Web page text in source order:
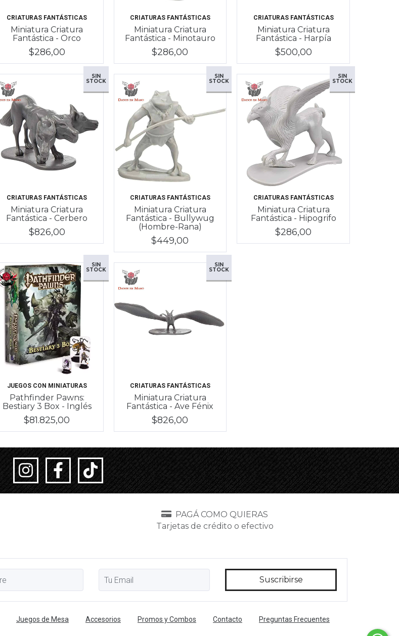
CRIATURAS FANTÁSTICAS
Miniatura Criatura
Fantástica - Orco
$286,00
CRIATURAS FANTÁSTICAS
Miniatura Criatura
Fantástica - Minotauro
$286,00
CRIATURAS FANTÁSTICAS
Miniatura Criatura
Fantástica - Harpía
$500,00
SIN
STOCK
CRIATURAS FANTÁSTICAS
Miniatura Criatura
Fantástica - Cerbero
$826,00
SIN
STOCK
CRIATURAS FANTÁSTICAS
Miniatura Criatura
Fantástica - Bullywug
(Hombre-Rana)
$449,00
SIN
STOCK
CRIATURAS FANTÁSTICAS
Miniatura Criatura
Fantástica - Hipogrifo
$286,00
SIN
STOCK
JUEGOS CON MINIATURAS
Pathfinder Pawns:
Bestiary 3 Box - Inglés
$81.825,00
SIN
STOCK
CRIATURAS FANTÁSTICAS
Miniatura Criatura
Fantástica - Ave Fénix
$826,00
PAGÁ COMO QUIERAS
Tarjetas de crédito o efectivo
Juegos de Mesa Accesorios Promos y Combos Contacto Preguntas Frecuentes